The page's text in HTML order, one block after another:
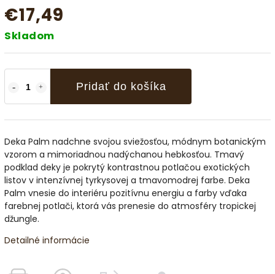
€17,49
Skladom
Pridať do košíka
Deka Palm nadchne svojou sviežosťou, módnym botanickým
vzorom a mimoriadnou nadýchanou hebkosťou. Tmavý
podklad deky je pokrytý kontrastnou potlačou exotických
listov v intenzívnej tyrkysovej a tmavomodrej farbe. Deka
Palm vnesie do interiéru pozitívnu energiu a farby vďaka
farebnej potlači, ktorá vás prenesie do atmosféry tropickej
džungle.
Detailné informácie